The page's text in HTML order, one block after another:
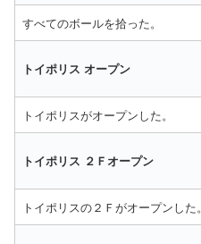
すべてのボールを拾った。
トイポリス オープン
トイポリスがオープンした。
トイポリス ２Ｆオープン
トイポリスの２Ｆがオープンした。